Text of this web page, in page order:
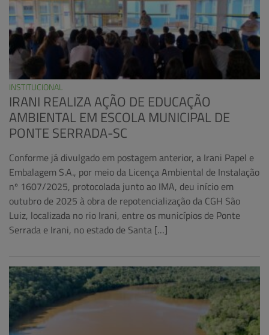
INSTITUCIONAL
IRANI REALIZA AÇÃO DE EDUCAÇÃO
AMBIENTAL EM ESCOLA MUNICIPAL DE
PONTE SERRADA-SC
Conforme já divulgado em postagem anterior, a Irani Papel e
Embalagem S.A., por meio da Licença Ambiental de Instalação
nº 1607/2025, protocolada junto ao IMA, deu início em
outubro de 2025 à obra de repotencialização da CGH São
Luiz, localizada no rio Irani, entre os municípios de Ponte
Serrada e Irani, no estado de Santa […]